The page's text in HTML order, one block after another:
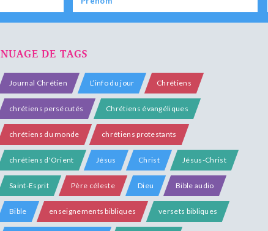
NUAGE DE TAGS
Journal Chrétien L’info du jour Chrétiens
chrétiens persécutés Chrétiens évangéliques
chrétiens du monde chrétiens protestants
chrétiens d'Orient Jésus Christ Jésus-Christ
Saint-Esprit Père céleste Dieu Bible audio
Bible enseignements bibliques versets bibliques